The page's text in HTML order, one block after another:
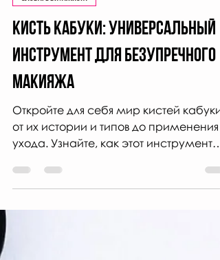
Тамара Слепченко
Кисть кабуки: универсальный
макияжа
от их истории и типов до применения
ухода. Узнайте, как этот инструмент